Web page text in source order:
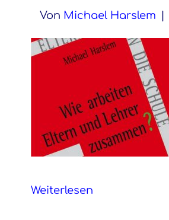
Von Michael Harslem
Weiterlesen